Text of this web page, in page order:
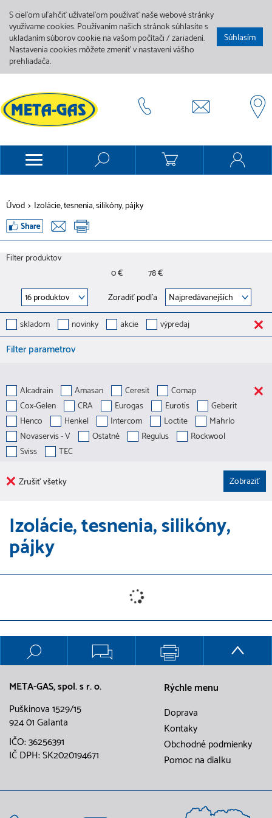
S cieľom uľahčiť užívateľom používať naše webové stránky
využívame cookies. Používaním našich stránok súhlasíte s
ukladaním súborov cookie na vašom počítači / zariadení.
Nastavenia cookies môžete zmeniť v nastavení vášho
prehliadača.
Súhlasím
Úvod > Izolácie, tesnenia, silikóny, pájky
Filter produktov
0 €
78 €
Zoradiť podľa
skladom
novinky akcie výpredaj
Filter parametrov
Alcadrain Amasan Ceresit
Comap
Cox-Gelen
CRA Eurogas Eurotis
Geberit
Henco
Henkel Intercom Loctite
Mahrlo
Novaservis - V
Ostatné Regulus
Rockwool
Sviss
TEC
Zrušiť všetky
Izolácie, tesnenia, silikóny,
pájky
META-GAS, spol. s r. o.
Puškinova 1529/15
924 01 Galanta
IČO: 36256391
IČ DPH: SK2020194671
Rýchle menu
Doprava
Kontaky
Obchodné podmienky
Pomoc na dialku